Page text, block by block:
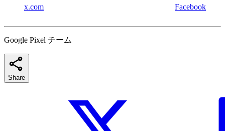
x.com Facebook
Google Pixel チーム
Share